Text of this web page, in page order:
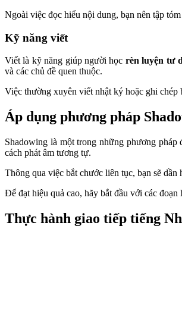
Ngoài việc đọc hiểu nội dung, bạn nên tập
Kỹ năng viết
Viết là kỹ năng giúp người học rèn luyện tư
và các chủ đề quen thuộc.
Việc thường xuyên viết nhật ký hoặc ghi chép
Áp dụng phương pháp
Shadowing là một trong những phương
cách phát âm tương tự.
Thông qua việc bắt chước liên tục, bạn sẽ
Để đạt hiệu quả cao, hãy bắt đầu với các
Thực hành giao tiếp tiếng